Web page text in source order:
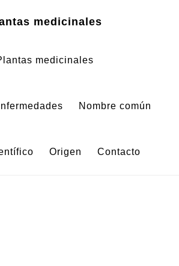
medicinales
medicinales
Nombre común
Origen Contacto